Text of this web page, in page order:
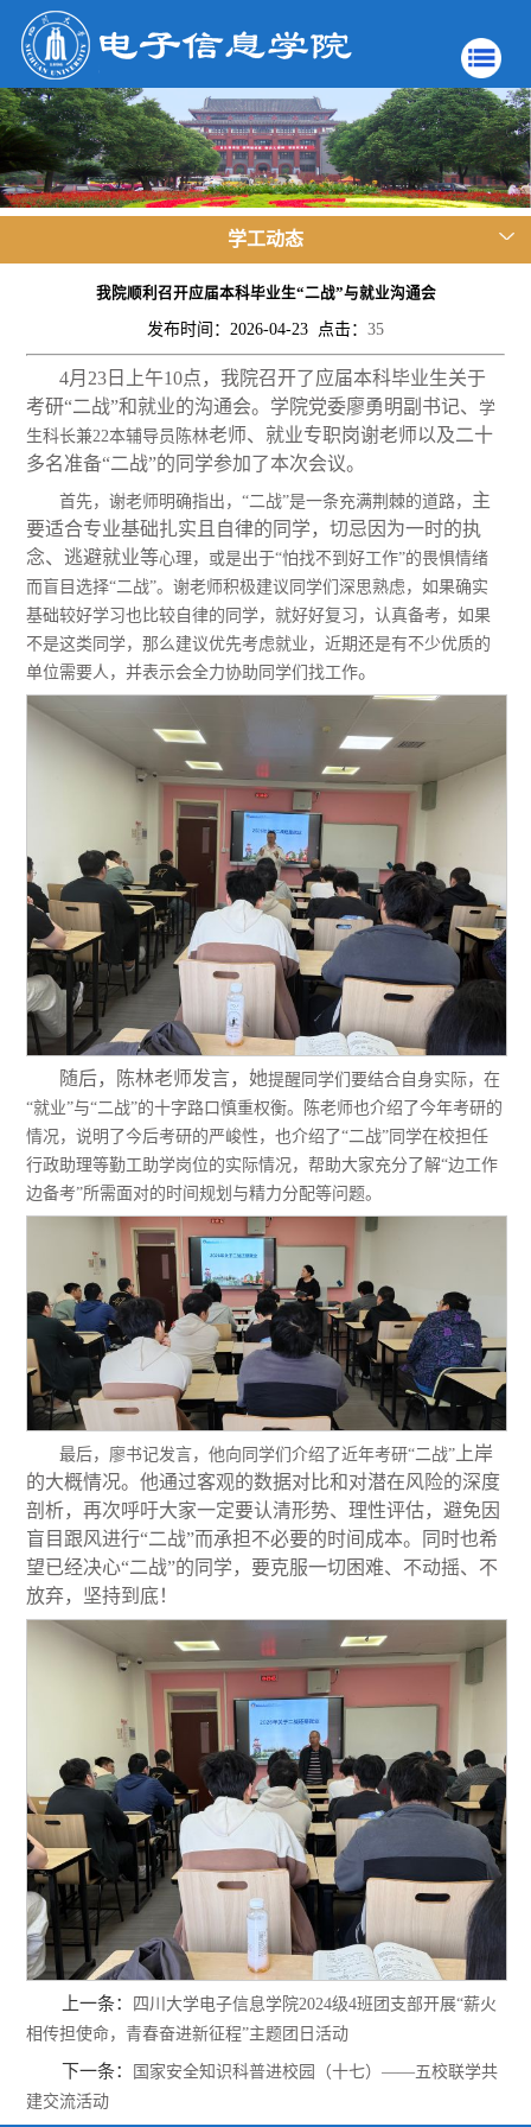
学工动态
我院顺利召开应届本科毕业生“二战”与就业沟通会
发布时间：2026-04-23 点击： 35
4月23日上午10点，我院召开了应届本科毕业生关于
考研“二战”和就业的沟通会。学院党委廖勇明副书记、学
生科长兼22本辅导员陈林老师、就业专职岗谢老师以及二十
多名准备“二战”的同学参加了本次会议。
首先，谢老师明确指出，“二战”是一条充满荆棘的道路， 主
要适合专业基础扎实且 自律的同学 ，切忌因为一时的执
念、逃避就业等心理，或是出于“怕找不到好工作”的畏惧情绪
而盲目选择“二战”。谢老师积极建议同学们深思熟虑，如果确实
基础较好学习也比较自律的同学，就好好复习，认真备考，如果
不是这类同学，那么建议优先考虑就业，近期还是有不少优质的
单位需要人，并表示会全力协助同学们找工作。
随后，陈林老师发言，她提醒同学们要结合自身实际，在
“就业”与“二战”的十字路口慎重权衡。陈老师也介绍了今年考研的
情况，说明了今后考研的严峻性，也介绍了“二战”同学在校担任
行政助理等勤工助学岗位的实际情况，帮助大家充分了解“边工作
边备考”所需面对的时间规划与精力分配等问题。
最后，廖书记发言，他向同学们介绍了近年考研“二战” 上岸
的大概情况。他通过客观的数据对比和对潜在风险的深度
剖析，再次呼吁大家一定要认清形势、理性评估，避免因
盲目跟风进行“二战”而承担不必要的时间成本。同时也希
望已经决心“二战”的同学，要克服一切困难、不动摇、不
放弃，坚持到底！
上一条：
四川大学电子信息学院2024级4班团支部开展“薪火
相传担使命，青春奋进新征程”主题团日活动
下一条：
国家安全知识科普进校园（十七）——五校联学共
建交流活动